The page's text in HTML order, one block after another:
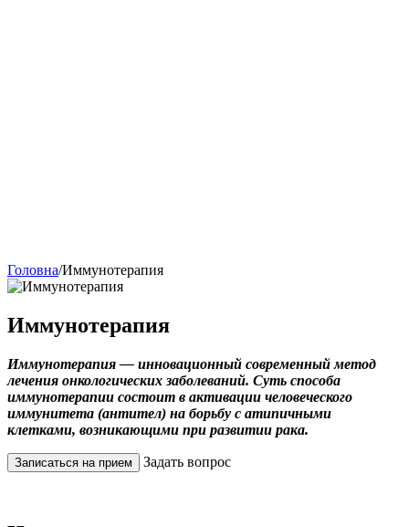
Головна/Иммунотерапия
Иммунотерапия
Иммунотерапия — инновационный современный метод
лечения онкологических заболеваний. Суть способа
иммунотерапии состоит в активации человеческого
иммунитета (антител) на борьбу с атипичными
клетками, возникающими при развитии рака.
Записаться на прием Задать вопрос